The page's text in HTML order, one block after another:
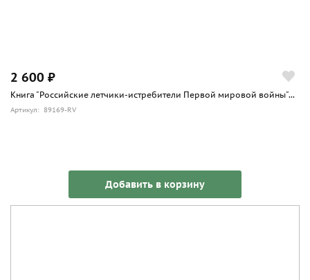
2 600 ₽
Книга "Российские летчики-истребители Первой мировой войны"...
Артикул: 89169-RV
Добавить в корзину